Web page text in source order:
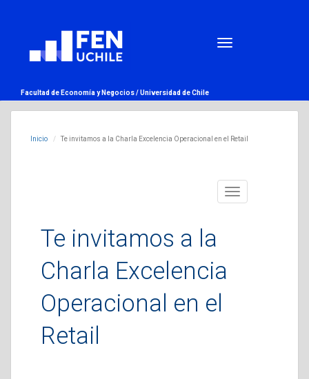
Facultad de Economía y Negocios /Universidad de Chile
Inicio Te invitamos a la Charla Excelencia Operacional en el Retail
Toggle
Te invitamos a la
Charla Excelencia
Operacional en el
Retail